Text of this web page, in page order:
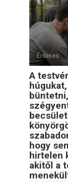
Érdekes
A
hogy
hirtelen
akitől a